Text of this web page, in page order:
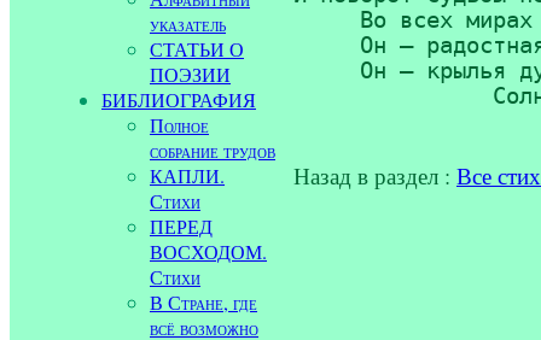
указатель
СТАТЬИ О
ПОЭЗИИ
БИБЛИОГРАФИЯ
Полное
собрание трудов
КАПЛИ.
Стихи
ПЕРЕД
ВОСХОДОМ.
Стихи
В Стране, где
всё возможно
Во всех
Он —
Он — крылья
Назад в раздел : Все